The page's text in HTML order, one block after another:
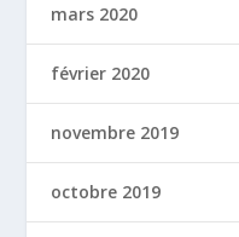
mars 2020
février 2020
novembre 2019
octobre 2019